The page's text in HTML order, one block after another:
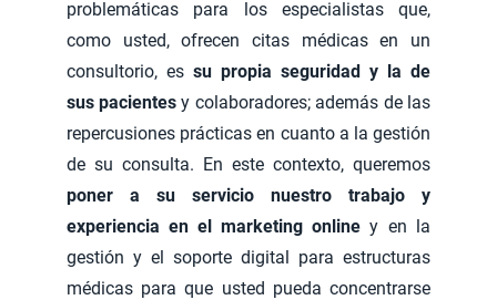
problemáticas para los especialistas que,
como usted, ofrecen citas médicas en un
consultorio, es su propia seguridad y la de
sus pacientes y colaboradores; además de las
repercusiones prácticas en cuanto a la gestión
de su consulta. En este contexto, queremos
poner a su servicio nuestro trabajo y
experiencia en el marketing online y en la
gestión y el soporte digital para estructuras
médicas para que usted pueda concentrarse